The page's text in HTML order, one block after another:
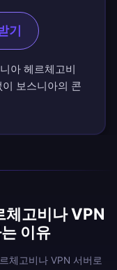
기
아 헤르체고비
보스니아의 콘
고비나 VPN
이유
체고비나 VPN 서버로